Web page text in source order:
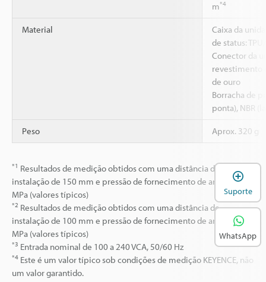
m*4
Material
Caixa da
de status:
Conector da
revestimento
de ouro
Borracha de
ponta), NBR
Peso Aprox. 320 g
*1 Resultados de medição obtidos com uma distância de
instalação de 150 mm e pressão de fornecimento de ar de 0,2
MPa (valores típicos)
*2 Resultados de medição obtidos com uma distância de
instalação de 100 mm e pressão de fornecimento de ar de 0,1
MPa (valores típicos)
*3 Entrada nominal de 100 a 240 VCA, 50/60 Hz
*4 Este é um valor típico sob condições de medição KEYENCE, não
um valor garantido.
Suporte
WhatsApp